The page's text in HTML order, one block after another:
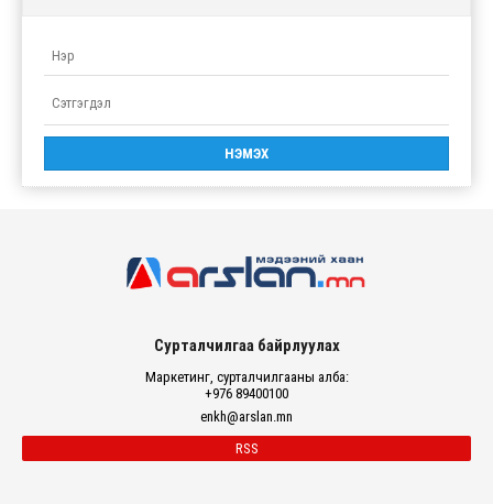
Сурталчилгаа байрлуулах
Маркетинг, сурталчилгааны алба:
+976 89400100
enkh@arslan.mn
RSS